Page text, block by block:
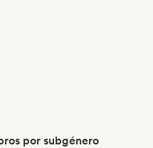
por subgénero